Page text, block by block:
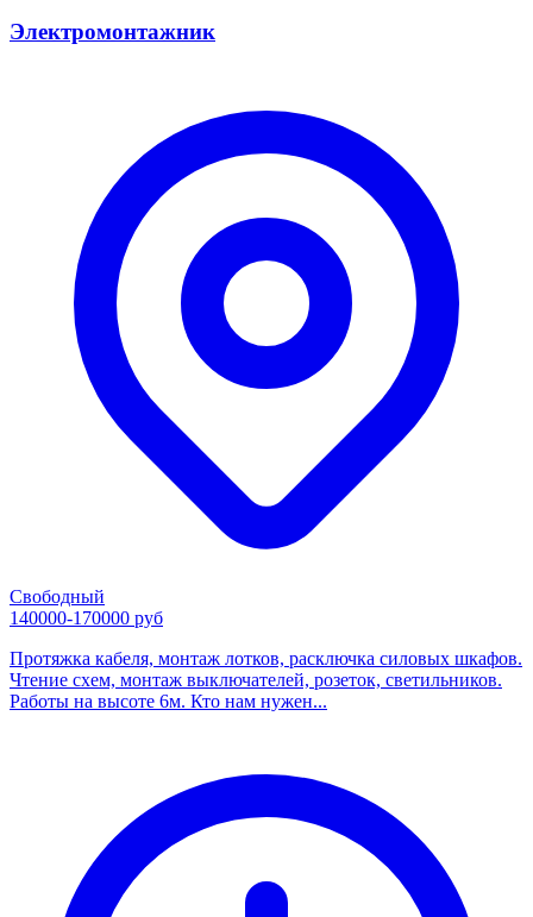
Электромонтажник
Свободный
140000-170000 руб
Протяжка кабеля, монтаж лотков, расключка силовых шкафов.
Чтение схем, монтаж выключателей, розеток, светильников.
Работы на высоте 6м. Кто нам нужен...